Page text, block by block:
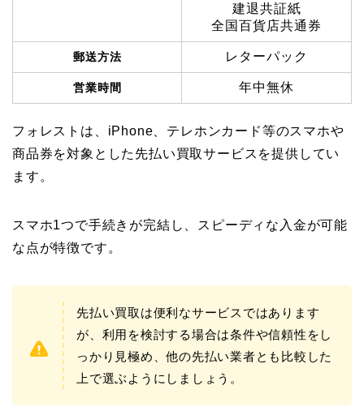
建退共証紙
全国百貨店共通券
郵送方法 レターパック
営業時間 年中無休
フォレストは、iPhone、テレホンカード等のスマホや
商品券を対象とした先払い買取サービスを提供してい
ます。
スマホ1つで手続きが完結し、スピーディな入金が可能
な点が特徴です。
先払い買取は便利なサービスではあります
が、利用を検討する場合は条件や信頼性をし
っかり見極め、他の先払い業者とも比較した
上で選ぶようにしましょう。